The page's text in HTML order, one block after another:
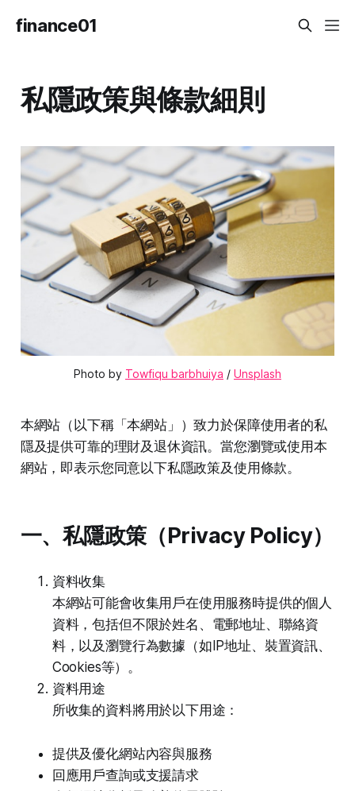
finance01
私隱政策與條款細則
Photo by Towfiqu barbhuiya / Unsplash
本網站（以下稱「本網站」）致力於保障使用者的私
隱及提供可靠的理財及退休資訊。當您瀏覽或使用本
網站，即表示您同意以下私隱政策及使用條款。
一、私隱政策（Privacy Policy）
資料收集
本網站可能會收集用戶在使用服務時提供的個人
資料，包括但不限於姓名、電郵地址、聯絡資
料，以及瀏覽行為數據（如IP地址、裝置資訊、
Cookies等）。
資料用途
所收集的資料將用於以下用途：
提供及優化網站內容與服務
回應用戶查詢或支援請求